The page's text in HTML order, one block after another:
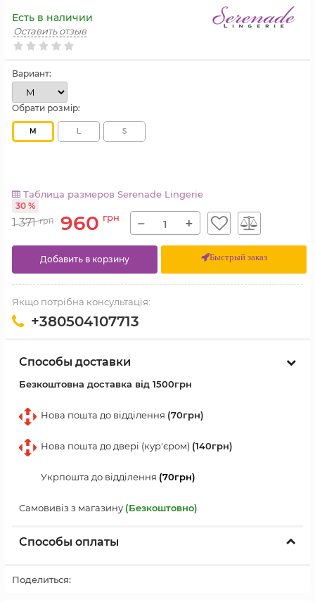
Оставить отзыв
Есть в наличии
Вариант:
Обрати розмір:
M L S
Таблица размеров Serenade Lingerie
1 371 грн 960 грн
30 %
− +
Добавить в корзину Быстрый заказ
Якщо потрібна консультація:
+380504107713
Способы доставки
Безкоштовна доставка від 1500грн
Нова пошта до відділення (70грн)
Нова пошта до двері (кур'єром) (140грн)
Укрпошта до відділення (70грн)
Самовивіз з магазину (Безкоштовно)
Способы оплаты
Поделиться: